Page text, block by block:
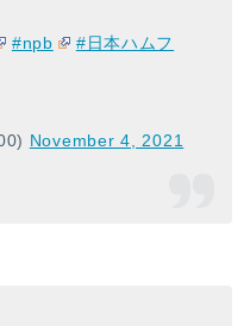
#npb
#日本ハムフ
November 4, 2021